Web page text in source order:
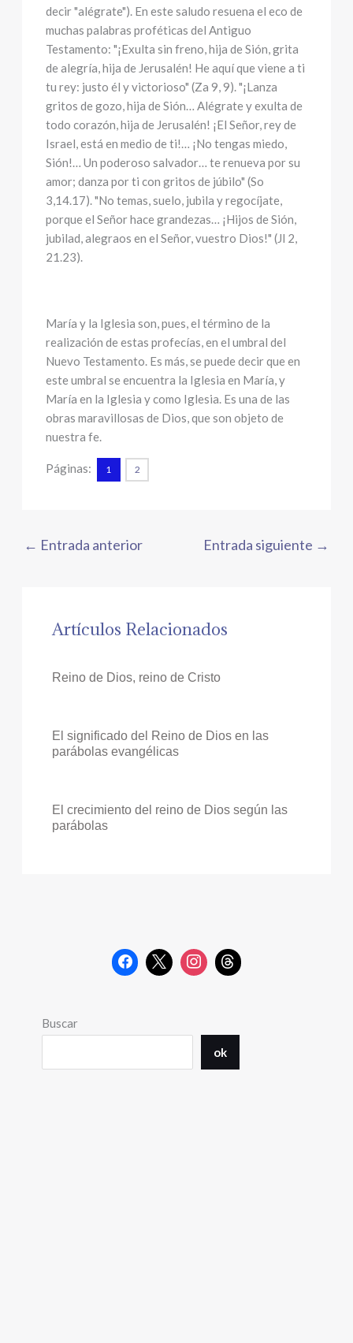
decir "alégrate"). En este saludo resuena el eco de
muchas palabras proféticas del Antiguo
Testamento: "¡Exulta sin freno, hija de Sión, grita
de alegría, hija de Jerusalén! He aquí que viene a ti
tu rey: justo él y victorioso" (Za 9, 9). "¡Lanza
gritos de gozo, hija de Sión… Alégrate y exulta de
todo corazón, hija de Jerusalén! ¡El Señor, rey de
Israel, está en medio de ti!… ¡No tengas miedo,
Sión!… Un poderoso salvador… te renueva por su
amor; danza por ti con gritos de júbilo" (So
3,14.17). "No temas, suelo, jubila y regocíjate,
porque el Señor hace grandezas… ¡Hijos de Sión,
jubilad, alegraos en el Señor, vuestro Dios!" (Jl 2,
21.23).
María y la Iglesia son, pues, el término de la
realización de estas profecías, en el umbral del
Nuevo Testamento. Es más, se puede decir que en
este umbral se encuentra la Iglesia en María, y
María en la Iglesia y como Iglesia. Es una de las
obras maravillosas de Dios, que son objeto de
nuestra fe.
Páginas: 1 2
← Entrada anterior Entrada siguiente →
Artículos Relacionados
Reino de Dios, reino de Cristo
El significado del Reino de Dios en las
parábolas evangélicas
El crecimiento del reino de Dios según las
parábolas
Buscar
ok